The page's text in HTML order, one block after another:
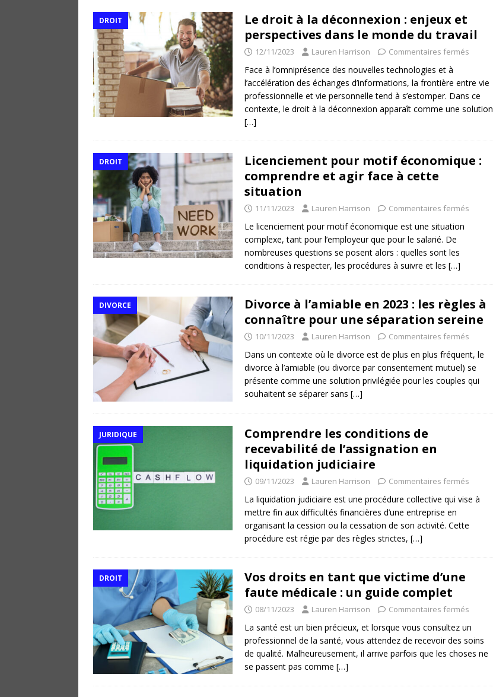
DROIT
Le droit à la déconnexion : enjeux et
perspectives dans le monde du travail
12/11/2023 Lauren Harrison Commentaires fermés
Face à l’omniprésence des nouvelles technologies et à
l’accélération des échanges d’informations, la frontière entre vie
professionnelle et vie personnelle tend à s’estomper. Dans ce
contexte, le droit à la déconnexion apparaît comme une solution
[…]
DROIT
Licenciement pour motif économique :
comprendre et agir face à cette
situation
11/11/2023 Lauren Harrison Commentaires fermés
Le licenciement pour motif économique est une situation
complexe, tant pour l’employeur que pour le salarié. De
nombreuses questions se posent alors : quelles sont les
conditions à respecter, les procédures à suivre et les […]
DIVORCE
Divorce à l’amiable en 2023 : les règles à
connaître pour une séparation sereine
10/11/2023 Lauren Harrison Commentaires fermés
Dans un contexte où le divorce est de plus en plus fréquent, le
divorce à l’amiable (ou divorce par consentement mutuel) se
présente comme une solution privilégiée pour les couples qui
souhaitent se séparer sans […]
JURIDIQUE
Comprendre les conditions de
recevabilité de l’assignation en
liquidation judiciaire
09/11/2023 Lauren Harrison Commentaires fermés
La liquidation judiciaire est une procédure collective qui vise à
mettre fin aux difficultés financières d’une entreprise en
organisant la cession ou la cessation de son activité. Cette
procédure est régie par des règles strictes, […]
DROIT
Vos droits en tant que victime d’une
faute médicale : un guide complet
08/11/2023 Lauren Harrison Commentaires fermés
La santé est un bien précieux, et lorsque vous consultez un
professionnel de la santé, vous attendez de recevoir des soins
de qualité. Malheureusement, il arrive parfois que les choses ne
se passent pas comme […]